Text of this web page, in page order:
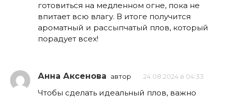
готовиться на медленном огне, пока не
впитает всю влагу. В итоге получится
ароматный и рассыпчатый плов, который
порадует всех!
Анна Аксенова автор 24.08.2024 в 04:33
Чтобы сделать идеальный плов, важно